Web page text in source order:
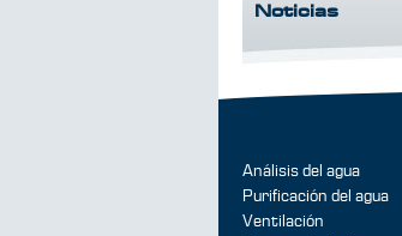
Noticias
Análisis del agua
Purificación del agua
Ventilación